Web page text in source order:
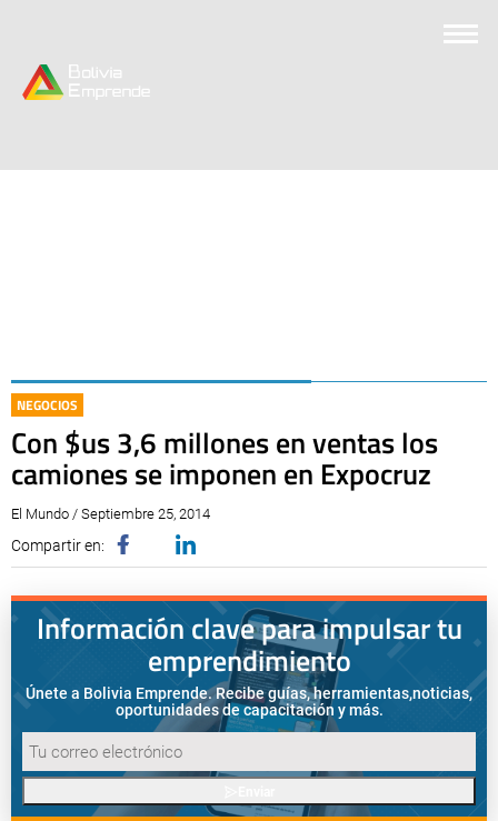
NEGOCIOS
Con $us 3,6 millones en ventas los
camiones se imponen en Expocruz
El Mundo / Septiembre 25, 2014
Compartir en:
Información clave para impulsar tu
emprendimiento
Únete a Bolivia Emprende. Recibe guías, herramientas,noticias,
oportunidades de capacitación y más.